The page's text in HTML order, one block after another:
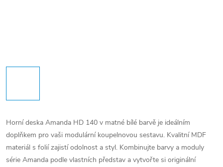
Horní deska Amanda HD 140 v matné bílé barvě je ideálním
doplňkem pro vaši modulární koupelnovou sestavu. Kvalitní MDF
materiál s folií zajistí odolnost a styl. Kombinujte barvy a moduly
série Amanda podle vlastních představ a vytvořte si originální